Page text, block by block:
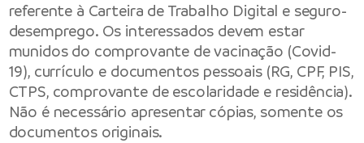
referente à Carteira de Trabalho Digital e seguro-
desemprego. Os interessados devem estar
munidos do comprovante de vacinação (Covid-
19), currículo e documentos pessoais (RG, CPF, PIS,
CTPS, comprovante de escolaridade e residência).
Não é necessário apresentar cópias, somente os
documentos originais.